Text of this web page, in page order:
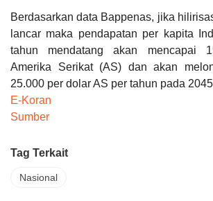
Berdasarkan data Bappenas, jika
lancar maka pendapatan per kapita
tahun mendatang akan mencapai
Amerika Serikat (AS) dan akan
25.000 per dolar AS per tahun pada
E-Koran
Sumber
Tag Terkait
Nasional